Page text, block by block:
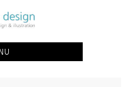
| illustration